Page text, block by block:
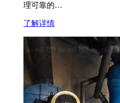
理可靠的…
了解详情